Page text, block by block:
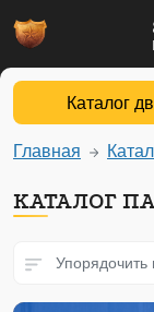
Каталог
Главная
КАТАЛОГ
Упорядочить